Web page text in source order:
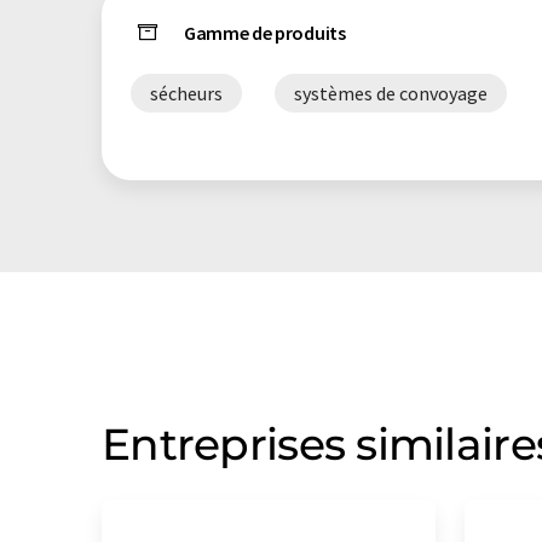
Gamme de produits
sécheurs systèmes de convoyage
Entreprises